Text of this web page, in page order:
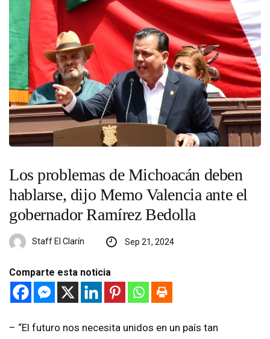
Los problemas de Michoacán deben
hablarse, dijo Memo Valencia ante el
gobernador Ramírez Bedolla
Staff El Clarín Sep 21, 2024
Comparte esta noticia
– “El futuro nos necesita unidos en un país tan